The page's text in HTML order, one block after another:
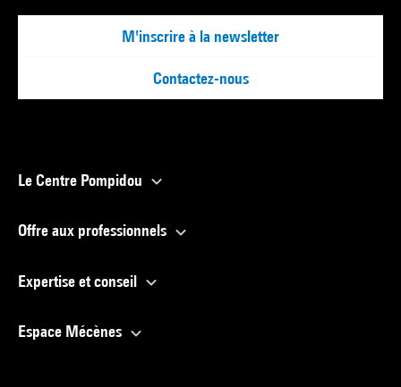
M'inscrire à la newsletter
Contactez-nous
Le Centre Pompidou
Offre aux professionnels
Expertise et conseil
Espace Mécènes